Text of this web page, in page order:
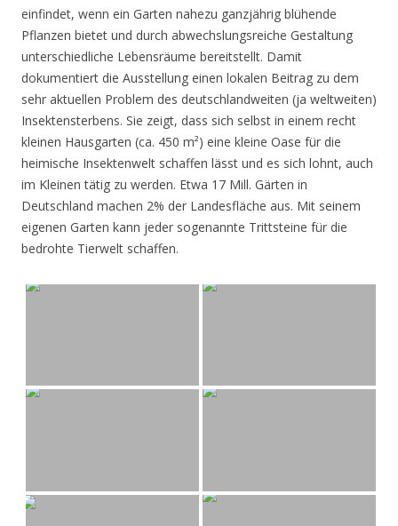
einfindet, wenn ein Garten nahezu ganzjährig blühende
Pflanzen bietet und durch abwechslungsreiche Gestaltung
unterschiedliche Lebensräume bereitstellt. Damit
dokumentiert die Ausstellung einen lokalen Beitrag zu dem
sehr aktuellen Problem des deutschlandweiten (ja weltweiten)
Insektensterbens. Sie zeigt, dass sich selbst in einem recht
kleinen Hausgarten (ca. 450 m²) eine kleine Oase für die
heimische Insektenwelt schaffen lässt und es sich lohnt, auch
im Kleinen tätig zu werden. Etwa 17 Mill. Gärten in
Deutschland machen 2% der Landesfläche aus. Mit seinem
eigenen Garten kann jeder sogenannte Trittsteine für die
bedrohte Tierwelt schaffen.